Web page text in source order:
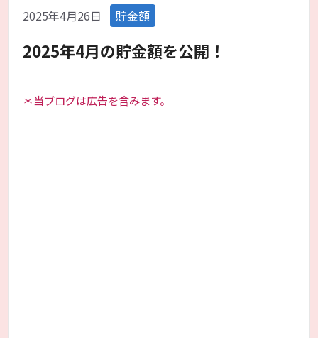
2025年4月26日 カ
テ
ゴ
リ
貯金額
2025年4月の貯金額を公開！
＊当ブログは広告を含みます。